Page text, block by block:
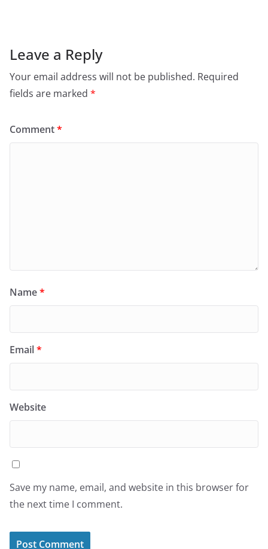
Leave a Reply
Your email address will not be published. Required
fields are marked *
Comment*
Name*
Email*
Website
Save my name, email, and website in this browser for
the next time I comment.